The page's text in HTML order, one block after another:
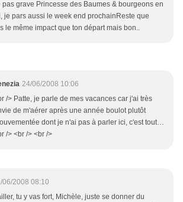
pas grave Princesse des Baumes & bourgeons en
je pars aussi le week end prochainReste que
le même impact que ton départ mais bon..
24/06/2008 10:06
/> Patte, je parle de mes vacances car j'ai très
de m'aérer après une année boulot plutôt
dont je n'ai pas à parler ici, c'est tout…
/> <br /> <br />
06/2008 08:10
tu y vas fort, Michèle, juste se donner du